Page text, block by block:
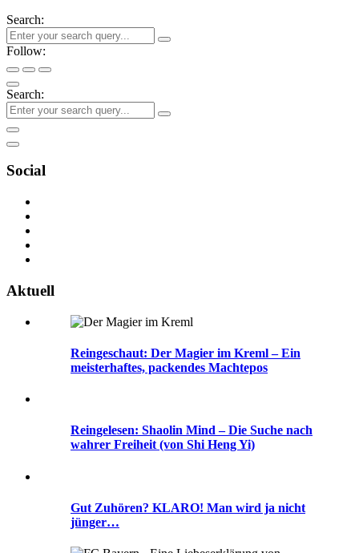
Search:
Follow:
Search:
Social
Aktuell
Reingeschaut: Der Magier im Kreml – Ein
meisterhaftes, packendes Machtepos
Reingelesen: Shaolin Mind – Die Suche nach
wahrer Freiheit (von Shi Heng Yi)
Gut Zuhören? KLARO! Man wird ja nicht
jünger…